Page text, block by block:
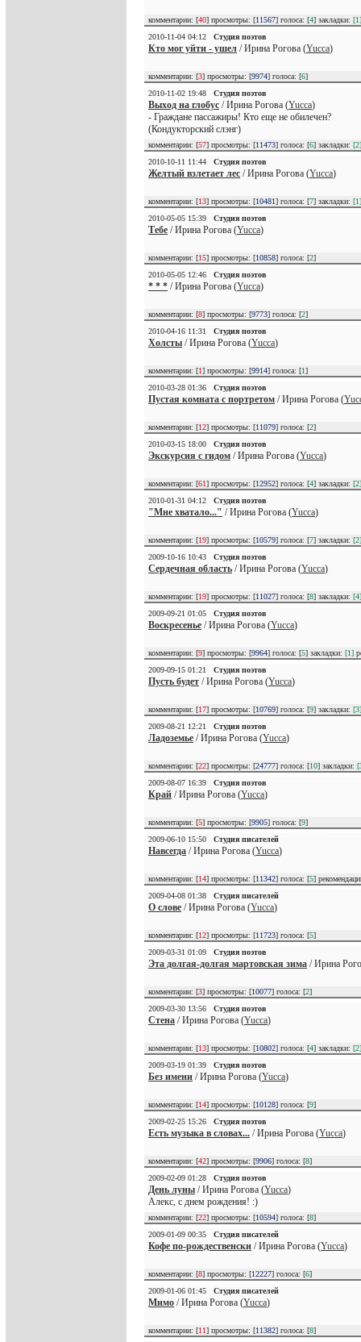
комментарии: [40] просмотры: [11567] голоса: [4] закладки: [1]
2010-11-04 04:12
Студия поэтов
Кто мог уйти - ушел / Ирина Рогова (Yucca)
комментарии: [3] просмотры: [9974] голоса: [6]
2010-11-02 19:48
Студия поэтов
Выход на глобус / Ирина Рогова (Yucca)
- Граждане пассажиры! Кто еще не обилечен?
(Кондукторский слэнг)
комментарии: [57] просмотры: [11473] голоса: [6] закладки: [2]
2010-10-11 11:44
Студия поэтов
Желтый взлетает лес / Ирина Рогова (Yucca)
комментарии: [13] просмотры: [10481] голоса: [7] закладки: [1]
2010-05-05 15:39
Студия поэтов
Тебе / Ирина Рогова (Yucca)
комментарии: [15] просмотры: [10858] голоса: [2]
2010-05-05 12:46
Студия поэтов
* * * / Ирина Рогова (Yucca)
комментарии: [8] просмотры: [9773] голоса: [2]
2010-04-16 11:31
Студия поэтов
Холсты / Ирина Рогова (Yucca)
комментарии: [1] просмотры: [9914] голоса: [1]
2010-03-28 01:36
Студия поэтов
Пустая комната с портретом / Ирина Рогова (
комментарии: [12] просмотры: [11079] голоса: [2]
2010-03-15 18:00
Студия поэтов
Экскурсия с гидом / Ирина Рогова (Yucca)
комментарии: [61] просмотры: [12952] голоса: [4] закладки: [2]
2010-01-31 04:12
Студия поэтов
"Мне хватало..." / Ирина Рогова (Yucca)
комментарии: [19] просмотры: [10579] голоса: [7] закладки: [2]
2009-10-16 10:43
Студия поэтов
Сердечная область / Ирина Рогова (Yucca)
комментарии: [19] просмотры: [11027] голоса: [8] закладки: [4]
2009-09-21 01:05
Студия поэтов
Воскресенье / Ирина Рогова (Yucca)
комментарии: [9] просмотры: [9964] голоса: [5] закладки: [1]
2009-09-15 01:21
Студия поэтов
Пусть будет / Ирина Рогова (Yucca)
комментарии: [17] просмотры: [10769] голоса: [9] закладки: [3]
2009-08-21 12:21
Студия поэтов
Ладоземье / Ирина Рогова (Yucca)
комментарии: [22] просмотры: [24777] голоса: [10] закладки:
2009-08-07 16:39
Студия поэтов
Край / Ирина Рогова (Yucca)
комментарии: [5] просмотры: [9905] голоса: [9]
2009-06-10 15:50
Студия писателей
Навсегда / Ирина Рогова (Yucca)
комментарии: [14] просмотры: [11342] голоса: [5]
2009-04-08 01:38
Студия писателей
О слове / Ирина Рогова (Yucca)
комментарии: [12] просмотры: [11723] голоса: [5]
2009-03-31 01:09
Студия поэтов
Эта долгая-долгая мартовская зима / Ирина
комментарии: [3] просмотры: [10077] голоса: [2]
2009-03-30 13:56
Студия поэтов
Стена / Ирина Рогова (Yucca)
комментарии: [13] просмотры: [10802] голоса: [4] закладки: [2]
2009-03-19 01:39
Студия поэтов
Без имени / Ирина Рогова (Yucca)
комментарии: [14] просмотры: [10128] голоса: [9]
2009-02-25 15:26
Студия поэтов
Есть музыка в словах... / Ирина Рогова (Yucca)
комментарии: [42] просмотры: [9906] голоса: [8]
2009-02-09 01:28
Студия поэтов
День луны / Ирина Рогова (Yucca)
Алекс, с днем рождения! :)
комментарии: [22] просмотры: [10594] голоса: [8]
2009-01-09 00:35
Студия писателей
Кофе по-рождественски / Ирина Рогова (Yucca)
комментарии: [8] просмотры: [12227] голоса: [6]
2009-01-06 01:45
Студия писателей
Мимо / Ирина Рогова (Yucca)
комментарии: [11] просмотры: [11382] голоса: [8]